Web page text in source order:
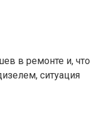
в ремонте и, что
ситуация